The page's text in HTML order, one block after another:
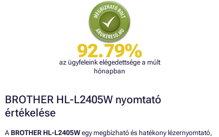
92.79%
az ügyfeleink elégedettsége a múlt
hónapban
BROTHER HL-L2405W nyomtató
értékelése
A BROTHER HL-L2405Wegy megbízható és hatékony lézernyomtató,